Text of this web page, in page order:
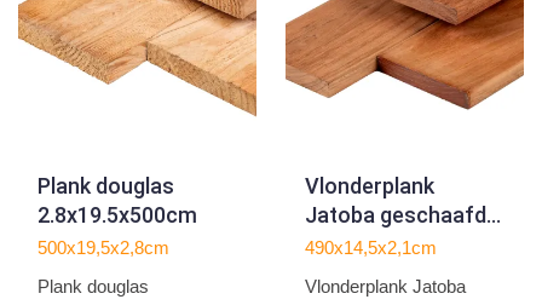
Plank douglas
2.8x19.5x500cm
500x19,5x2,8cm
Plank douglas
Vlonderplank
Jatoba geschaafd
2.1x14.5x490cm
490x14,5x2,1cm
Vlonderplank Jatoba